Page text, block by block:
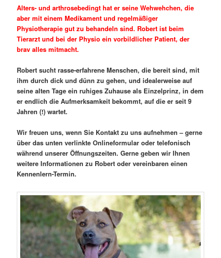
Alters- und arthrosebedingt hat er seine Wehwehchen, die
aber mit einem Medikament und regelmäßiger
Physiotherapie gut zu behandeln sind. Robert ist beim
Tierarzt und bei der Physio ein vorbildlicher Patient, der
brav alles mitmacht.
Robert sucht rasse-erfahrene Menschen, die bereit sind, mit
ihm durch dick und dünn zu gehen, und idealerweise auf
seine alten Tage ein ruhiges Zuhause als Einzelprinz, in dem
er endlich die Aufmerksamkeit bekommt, auf die er seit 9
Jahren (!) wartet.
Wir freuen uns, wenn Sie Kontakt zu uns aufnehmen – gerne
über das unten verlinkte Onlineformular oder telefonisch
während unserer Öffnungszeiten. Gerne geben wir Ihnen
weitere Informationen zu Robert oder vereinbaren einen
Kennenlern-Termin.